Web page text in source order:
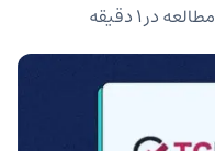
مطالعه در 1 دقیقه